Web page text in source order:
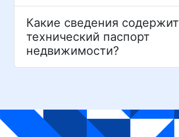
Какие сведения содержит
технический паспорт
недвижимости?